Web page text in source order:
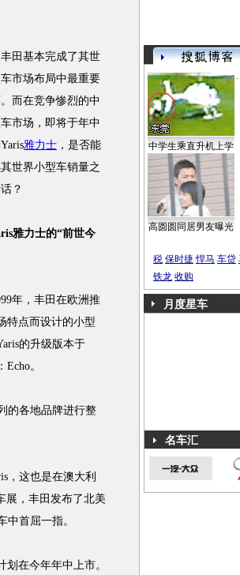
田基本完成了其世
市场布局中最重要
而在竞争惨烈的中
市场，即将于年中
雅力士 ，是否能
世界小型车销量之
？
力士的“前世今
，丰田在欧洲推
特点而设计的小型
的升级版本于
。
的各地品牌进行整
这也是在澳大利
展，丰田发布了北美
中首屈一指。
在今年年中上市。
中学生乘直升机上学
高圆圆同居男友曝光
税 保时捷 悍马 车贷
铁龙 收购
月度星车
名车汇